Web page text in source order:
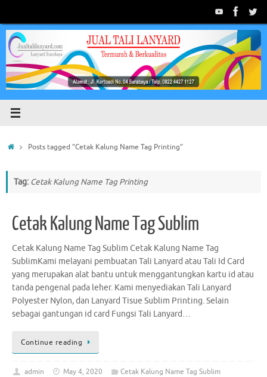
content
HomePosts tagged "Cetak Kalung Name Tag Printing"
Tag: Cetak Kalung Name Tag Printing
Cetak Kalung Name Tag Sublim
Cetak Kalung Name Tag Sublim Cetak Kalung Name Tag
SublimKami melayani pembuatan Tali Lanyard atau Tali Id Card
yang merupakan alat bantu untuk menggantungkan kartu id atau
tanda pengenal pada leher. Kami menyediakan Tali Lanyard
Polyester Nylon, dan Lanyard Tisue Sublim Printing. Selain
sebagai gantungan id card Fungsi Tali Lanyard…
Continue reading
admin May 4, 2020
Cetak Kalung Name Tag Sublim